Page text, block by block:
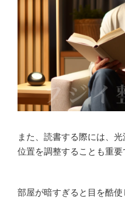
また、読書する際には、
位置を調整することも重要
部屋が暗すぎると目を酷